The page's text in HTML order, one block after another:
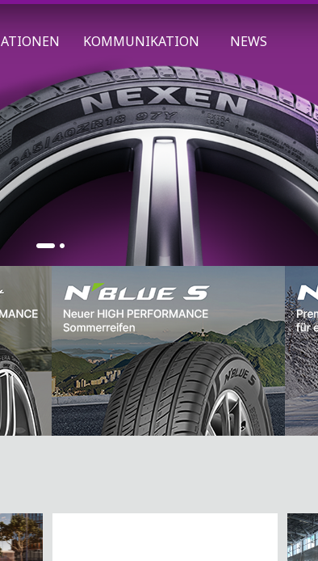
KOMMUNIKATION NEWS
1
2